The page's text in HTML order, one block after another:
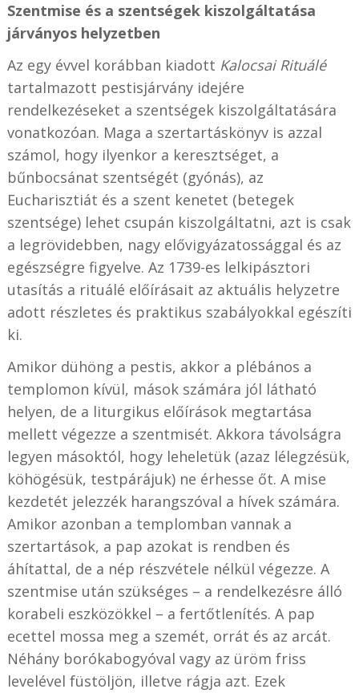
Szentmise és a szentségek kiszolgáltatása
járványos helyzetben
Az egy évvel korábban kiadott Kalocsai Rituálé
tartalmazott pestisjárvány idejére
rendelkezéseket a szentségek kiszolgáltatására
vonatkozóan. Maga a szertartáskönyv is azzal
számol, hogy ilyenkor a keresztséget, a
bűnbocsánat szentségét (gyónás), az
Eucharisztiát és a szent kenetet (betegek
szentsége) lehet csupán kiszolgáltatni, azt is csak
a legrövidebben, nagy elővigyázatossággal és az
egészségre figyelve. Az 1739-es lelkipásztori
utasítás a rituálé előírásait az aktuális helyzetre
adott részletes és praktikus szabályokkal egészíti
ki.
Amikor dühöng a pestis, akkor a plébános a
templomon kívül, mások számára jól látható
helyen, de a liturgikus előírások megtartása
mellett végezze a szentmisét. Akkora távolságra
legyen másoktól, hogy leheletük (azaz lélegzésük,
köhögésük, testpárájuk) ne érhesse őt. A mise
kezdetét jelezzék harangszóval a hívek számára.
Amikor azonban a templomban vannak a
szertartások, a pap azokat is rendben és
áhítattal, de a nép részvétele nélkül végezze. A
szentmise után szükséges – a rendelkezésre álló
korabeli eszközökkel – a fertőtlenítés. A pap
ecettel mossa meg a szemét, orrát és az arcát.
Néhány borókabogyóval vagy az üröm friss
levelével füstöljön, illetve rágja azt. Ezek